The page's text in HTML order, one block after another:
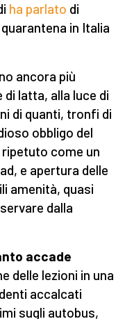
ha parlato di
in Italia
ancora più
latta, alla luce di
di quanti, tronfi di
obbligo del
come un
e apertura delle
amenità, quasi
dalla
accade
delle lezioni in una
accalcati
sugli autobus,